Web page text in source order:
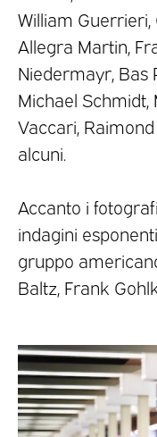
William Guerrieri,
Allegra Martin,
Niedermayr, Bas
Michael Schmidt,
Vaccari,
alcuni.
Accanto i
indagini
gruppo
Baltz, Frank